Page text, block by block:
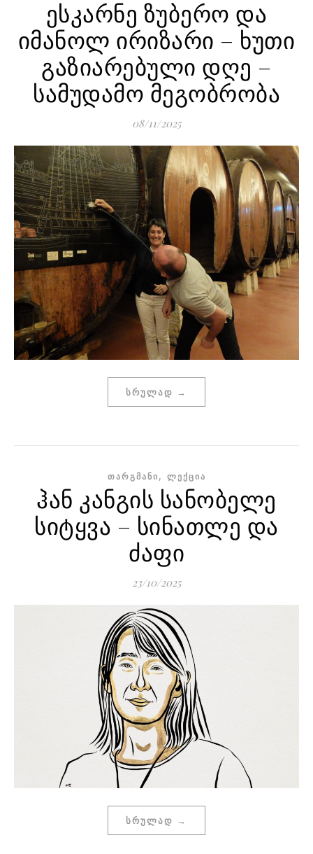
ესკარნე ზუბერო და
იმანოლ ირიზარი – ხუთი
გაზიარებული დღე –
სამუდამო მეგობრობა
08/11/2025
ᲡᲠᲣᲚᲐᲓ →
ᲗᲐᲠᲒᲛᲐᲜᲘ, ᲚᲔᲥᲪᲘᲐ
ჰან კანგის სანობელე
სიტყვა – სინათლე და
ძაფი
23/10/2025
ᲡᲠᲣᲚᲐᲓ →